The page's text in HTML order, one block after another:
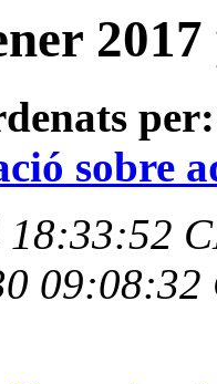
per:
sobre
18:33:52
09:08:32